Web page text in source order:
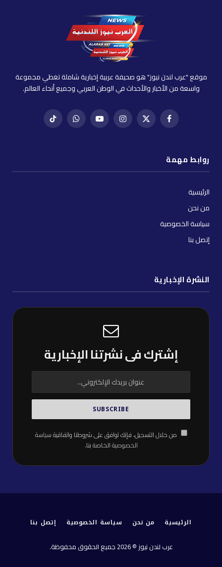
موقع "عرب لندن نيوز" هو صحيفة عربية إخبارية شاملة تغطي مجموعة
واسعة من الأخبار والأحداث في الوطن العربي وجميع أنحاء العالم.
فيسبوكX
إنستغراميوتيوب واتساب تيك
روابط مهمة
الرئيسية
من نحن
سياسة الخصوصية
إتصل بنا
النشرة الإخبارية
إشترك فى نشرتنا الإخبارية
من خلال التسجيل، فإنك توافق على شروطنا واتفاقيةسياسة
الخصوصيةالخاصة بنا.
الرئيسية من نحن سياسة الخصوصية إتصل بنا
عرب لندن نيوز © 2026 جميع الحقوق محفوظة.